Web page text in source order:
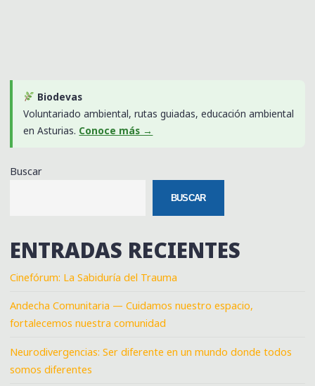
Biodevas
Voluntariado ambiental, rutas guiadas, educación ambiental
en Asturias. Conoce más →
Buscar
BUSCAR
ENTRADAS RECIENTES
Cinefórum: La Sabiduría del Trauma
Andecha Comunitaria — Cuidamos nuestro espacio,
fortalecemos nuestra comunidad
Neurodivergencias: Ser diferente en un mundo donde todos
somos diferentes